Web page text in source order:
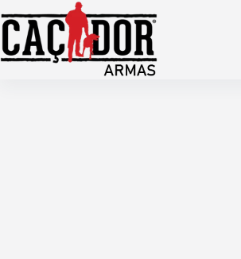
para
conteúdo